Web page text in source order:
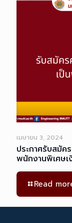
เมษายน 3, 2024
ประกาศรับสมัค
พนักงานพิเศษเ
Read